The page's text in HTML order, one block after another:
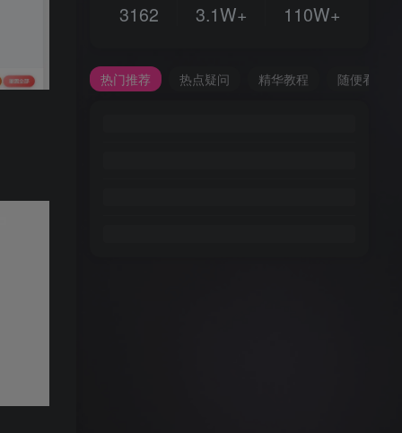
3162 3.1W+ 110W+
热门推荐 热点疑问 精华教程 随便看看